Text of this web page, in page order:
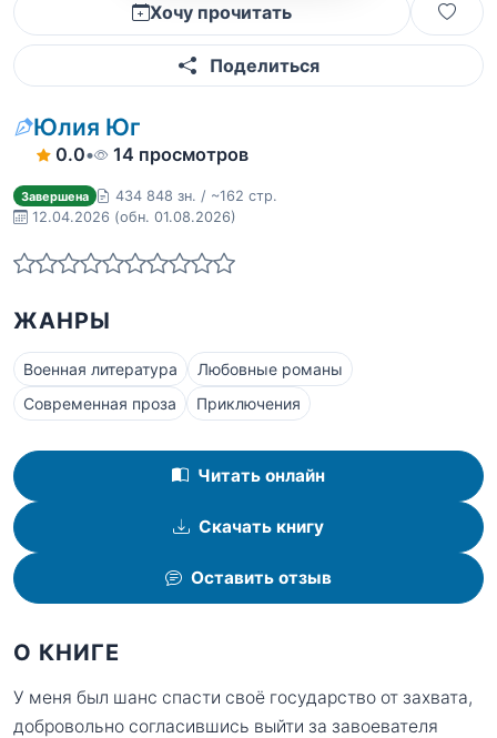
Хочу прочитать
Поделиться
Юлия Юг
0.0• 14 просмотров
Завершена
434 848 зн. / ~162 стр.
12.04.2026 (обн. 01.08.2026)
ЖАНРЫ
Военная литература
Любовные романы
Современная проза
Приключения
Читать онлайн
Скачать книгу
Оставить отзыв
О КНИГЕ
У меня был шанс спасти своё государство от захвата,
добровольно согласившись выйти за завоевателя